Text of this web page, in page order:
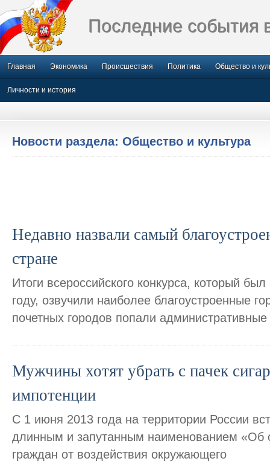
Последние события
Главная Экономика Происшествия Политика Общество и
Личности и история
Новости раздела: Общество и культура
Недавно назвали самый
стране
Итоги всероссийского конкурса, который
году, озвучили наиболее благоустроенные
почетных городов попали административные
Мужчины хотят убрать с пачек
импотенции
С 1 июня 2013 года на территории России
длинным и запутанным наименованием «Об
граждан от воздействия окружающего